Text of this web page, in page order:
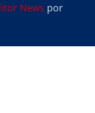
News por